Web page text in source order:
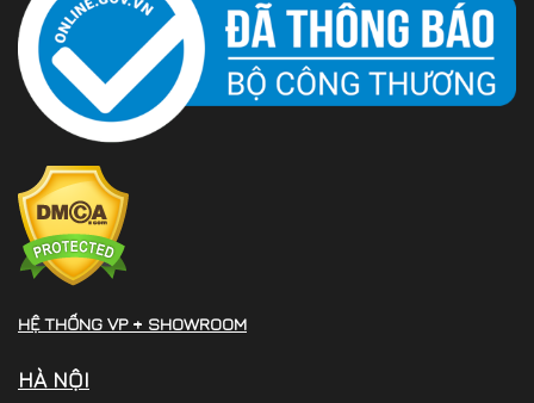
HỆ THỐNG VP + SHOWROOM
HÀ NỘI